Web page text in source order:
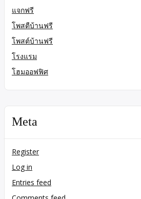
แจกฟรี
โพสตืบ้านฟรี
โพสต์บ้านฟรี
โรงแรม
โฮมออฟฟิศ
Meta
Register
Log in
Entries feed